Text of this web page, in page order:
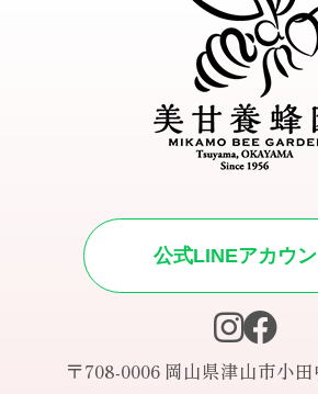
公式LINEアカウン
〒708-0006 岡山県津山市小